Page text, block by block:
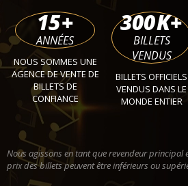
15+
ANNÉES
NOUS SOMMES UNE
AGENCE DE VENTE DE
BILLETS DE
CONFIANCE
300K+
BILLETS
VENDUS
BILLETS OFFICIELS
VENDUS DANS LE
MONDE ENTIER
Nous agissons en tant que revendeur principal
prix des billets peuvent être inférieurs ou